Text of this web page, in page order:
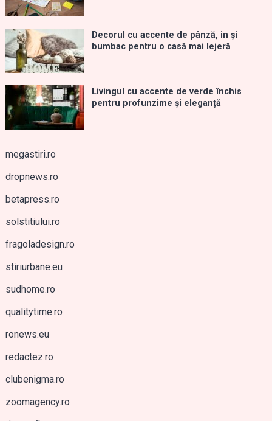
Decorul cu accente de pânză, in și
bumbac pentru o casă mai lejeră
Livingul cu accente de verde închis
pentru profunzime și eleganță
megastiri.ro
dropnews.ro
betapress.ro
solstitiului.ro
fragoladesign.ro
stiriurbane.eu
sudhome.ro
qualitytime.ro
ronews.eu
redactez.ro
clubenigma.ro
zoomagency.ro